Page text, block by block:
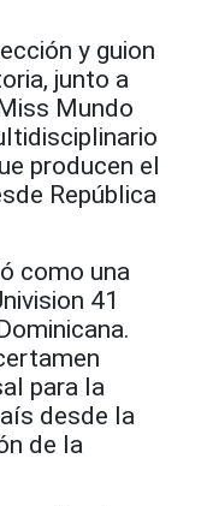
y guion
junto a
Mundo
producen el
República
como una
41
para la
desde la
de la